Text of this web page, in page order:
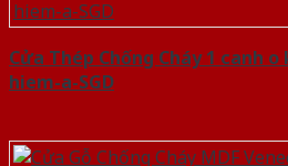
Cửa Thép Chống Cháy 1 canh
hiem-a-SGD